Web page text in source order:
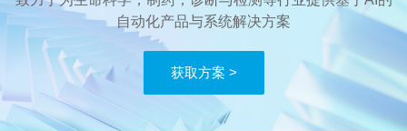
自动化产品与系统解决方案
获取方案 >